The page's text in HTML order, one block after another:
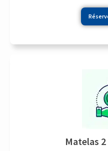
Matelas